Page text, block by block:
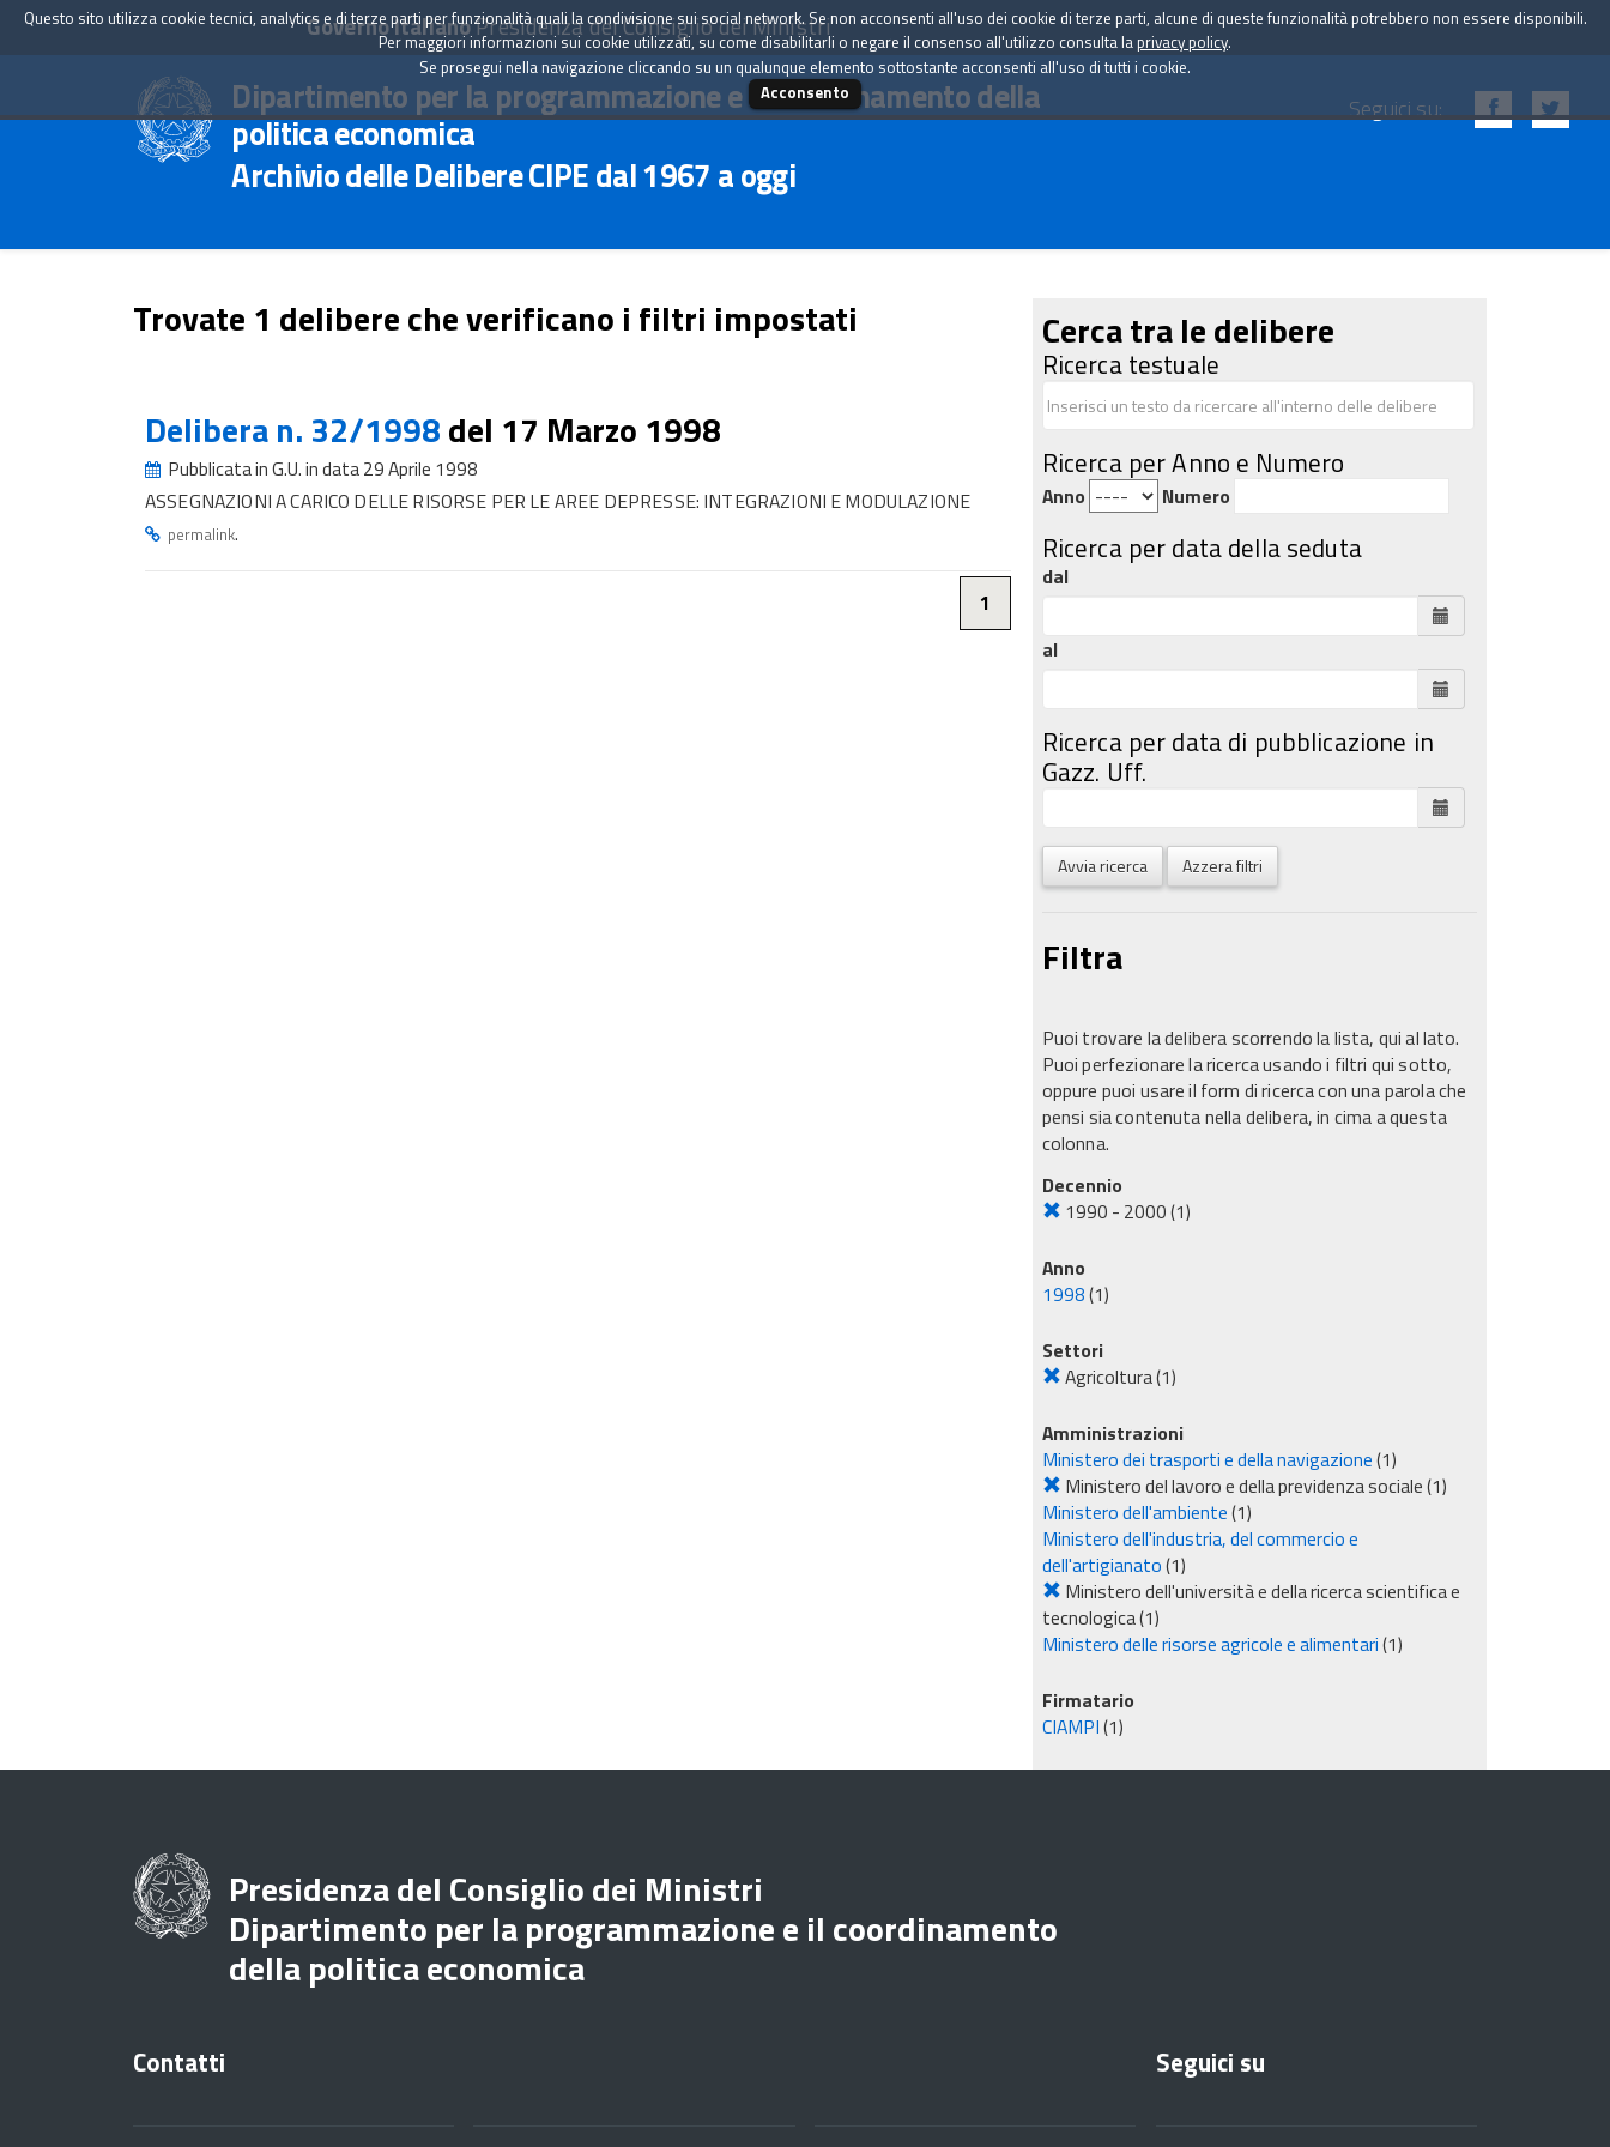
Governo ItalianoPresidenza del Consiglio dei Ministri
Dipartimento per la programmazione e il coordinamento della
politica economica
Archivio delle Delibere CIPE dal 1967 a oggi
Seguici su:
Trovate 1 delibere che verificano i filtri impostati
Delibera n. 32/1998del 17 Marzo 1998
Pubblicata in G.U. in data 29 Aprile 1998
ASSEGNAZIONI A CARICO DELLE RISORSE PER LE AREE DEPRESSE: INTEGRAZIONI E MODULAZIONE
permalink.
1
Cerca tra le delibere
Ricerca testuale
Ricerca per Anno e Numero
Anno Numero
Ricerca per data della seduta
dal
al
Ricerca per data di pubblicazione in
Gazz. Uff.
Avvia ricerca Azzera filtri
Filtra
Puoi trovare la delibera scorrendo la lista, qui al lato.
Puoi perfezionare la ricerca usando i filtri qui sotto,
oppure puoi usare il form di ricerca con una parola che
pensi sia contenuta nella delibera, in cima a questa
colonna.
Decennio
1990 - 2000(1)
Anno
1998(1)
Settori
Agricoltura(1)
Amministrazioni
Ministero dei trasporti e della navigazione(1)
Ministero del lavoro e della previdenza sociale(1)
Ministero dell'ambiente(1)
Ministero dell'industria, del commercio e
dell'artigianato(1)
Ministero dell'università e della ricerca scientifica e
tecnologica(1)
Ministero delle risorse agricole e alimentari(1)
Firmatario
CIAMPI(1)
Questo sito utilizza cookie tecnici, analytics e di terze parti per funzionalità quali la condivisione sui social network. Se non acconsenti all'uso dei cookie di terze parti, alcune di queste funzionalità potrebbero non essere disponibili.
Per maggiori informazioni sui cookie utilizzati, su come disabilitarli o negare il consenso all'utilizzo consulta la privacy policy.
Se prosegui nella navigazione cliccando su un qualunque elemento sottostante acconsenti all'uso di tutti i cookie.
Acconsento
Presidenza del Consiglio dei Ministri
Dipartimento per la programmazione e il coordinamento
della politica economica
Contatti Seguici su